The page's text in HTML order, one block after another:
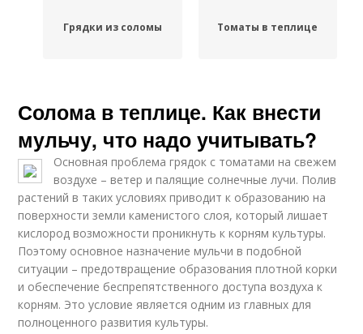
Грядки из соломы Томаты в теплице
Солома в теплице. Как внести
мульчу, что надо учитывать?
Основная проблема грядок с томатами на свежем
воздухе – ветер и палящие солнечные лучи. Полив
растений в таких условиях приводит к образованию на
поверхности земли каменистого слоя, который лишает
кислород возможности проникнуть к корням культуры.
Поэтому основное назначение мульчи в подобной
ситуации – предотвращение образования плотной корки
и обеспечение беспрепятственного доступа воздуха к
корням. Это условие является одним из главных для
полноценного развития культуры.